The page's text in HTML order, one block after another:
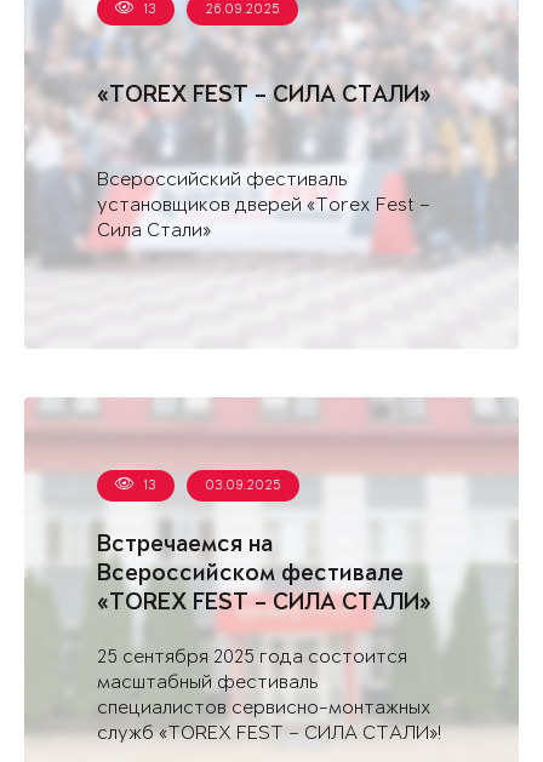
«TOREX FEST – СИЛА СТАЛИ»
13 26.09.2025
Всероссийский фестиваль
установщиков дверей «Torex Fest –
Сила Стали»
Встречаемся на
Всероссийском фестивале
«TOREX FEST – СИЛА СТАЛИ»
13 03.09.2025
25 сентября 2025 года состоится
масштабный фестиваль
специалистов сервисно-монтажных
служб «TOREX FEST – СИЛА СТАЛИ»!